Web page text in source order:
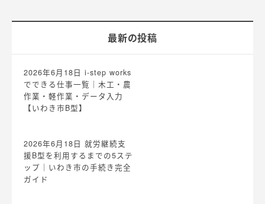
最新の投稿
2026年6月18日 i-step works
でできる仕事一覧｜木工・農
作業・軽作業・データ入力
【いわき市B型】
2026年6月18日 就労継続支
援B型を利用するまでの5ステ
ップ｜いわき市の手続き完全
ガイド